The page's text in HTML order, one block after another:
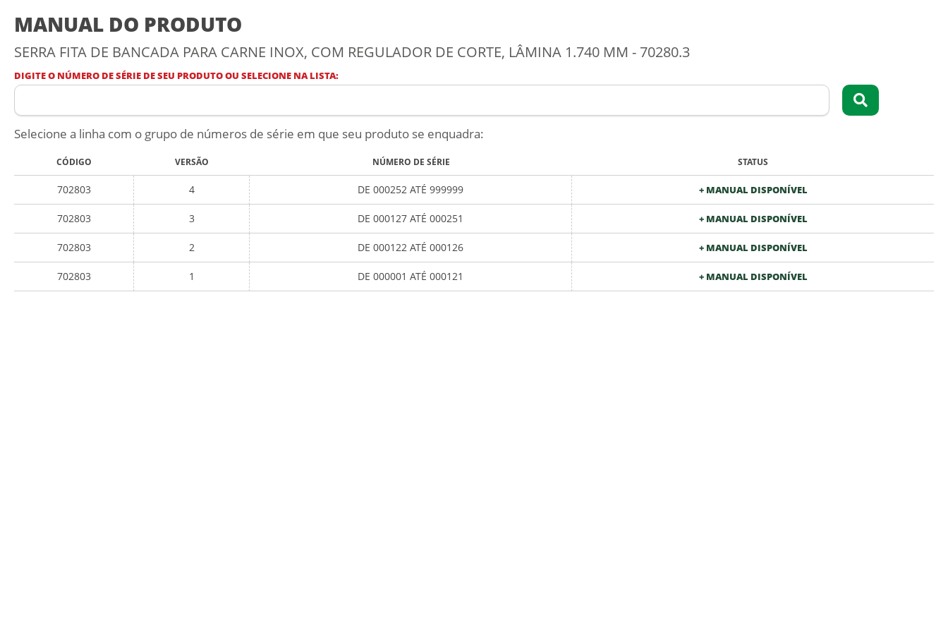
MANUAL DO PRODUTO
SERRA FITA DE BANCADA PARA CARNE INOX, COM REGULADOR DE CORTE, LÂMINA 1.740 MM - 70280.3
DIGITE O NÚMERO DE SÉRIE DE SEU PRODUTO OU SELECIONE NA LISTA:
Selecione a linha com o grupo de números de série em que seu produto se enquadra:
CÓDIGO VERSÃO NÚMERO DE SÉRIE STATUS
702803 4 DE 000252 ATÉ 999999 + MANUAL DISPONÍVEL
702803 3 DE 000127 ATÉ 000251 + MANUAL DISPONÍVEL
702803 2 DE 000122 ATÉ 000126 + MANUAL DISPONÍVEL
702803 1 DE 000001 ATÉ 000121 + MANUAL DISPONÍVEL